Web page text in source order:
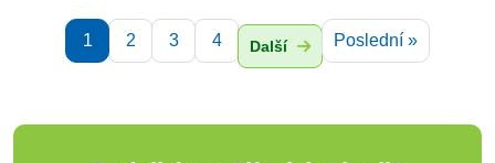
1 2 3 4 Další Poslední »